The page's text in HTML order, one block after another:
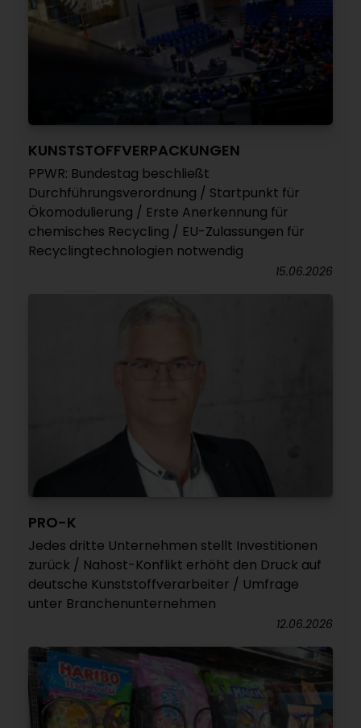
KUNSTSTOFFVERPACKUNGEN
PPWR: Bundestag beschließt
Durchführungsverordnung / Startpunkt für
Ökomodulierung / Erste Anerkennung für
chemisches Recycling / EU-Zulassungen für
Recyclingtechnologien notwendig
15.06.2026
PRO-K
Jedes dritte Unternehmen stellt Investitionen
zurück / Nahost-Konflikt erhöht den Druck auf
deutsche Kunststoffverarbeiter / Umfrage
unter Branchenunternehmen
12.06.2026